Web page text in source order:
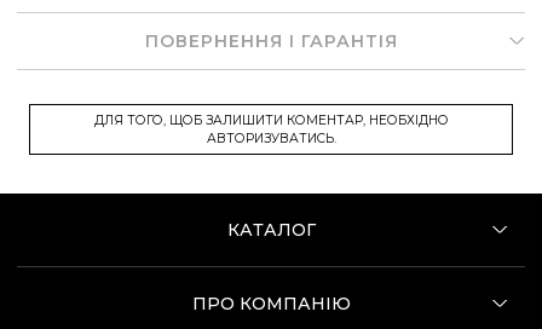
ПОВЕРНЕННЯ І ГАРАНТІЯ
ДЛЯ ТОГО, ЩОБ ЗАЛИШИТИ КОМЕНТАР, НЕОБХІДНО
АВТОРИЗУВАТИСЬ.
КАТАЛОГ
ПРО КОМПАНІЮ